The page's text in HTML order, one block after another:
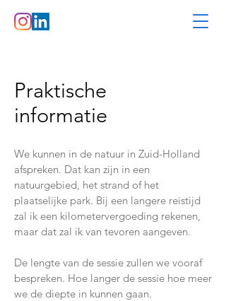
Praktische
informatie
We kunnen in de natuur in Zuid-Holland
afspreken. Dat kan zijn in een
natuurgebied, het strand of het
plaatselijke park. Bij een langere reistijd
zal ik een kilometervergoeding rekenen,
maar dat zal ik van tevoren aangeven.
De lengte van de sessie zullen we vooraf
bespreken. Hoe langer de sessie hoe meer
we de diepte in kunnen gaan.